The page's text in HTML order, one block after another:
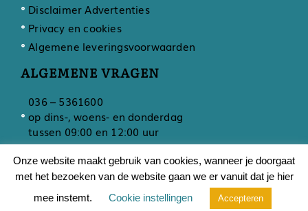
Disclaimer Advertenties
Privacy en cookies
Algemene leveringsvoorwaarden
ALGEMENE VRAGEN
036 – 5361600
op dins-, woens- en donderdag
tussen 09:00 en 12:00 uur
Ontwikkeling doorDeveloping
Onze website maakt gebruik van cookies, wanneer je doorgaat
met het bezoeken van de website gaan we er vanuit dat je hier
mee instemt.
Cookie instellingen Accepteren